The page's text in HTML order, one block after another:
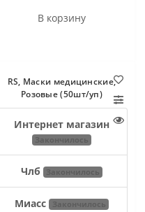
В корзину
RS, Маски медицинские,
Розовые (50шт/уп)
Интернет магазин
Закончилось
Члб Закончилось
Миасс Закончилось